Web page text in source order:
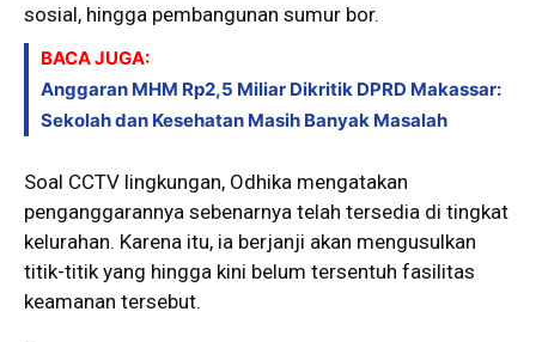
sosial, hingga pembangunan sumur bor.
BACA JUGA:
Anggaran MHM Rp2,5 Miliar Dikritik DPRD Makassar:
Sekolah dan Kesehatan Masih Banyak Masalah
Soal CCTV lingkungan, Odhika mengatakan
penganggarannya sebenarnya telah tersedia di tingkat
kelurahan. Karena itu, ia berjanji akan mengusulkan
titik-titik yang hingga kini belum tersentuh fasilitas
keamanan tersebut.